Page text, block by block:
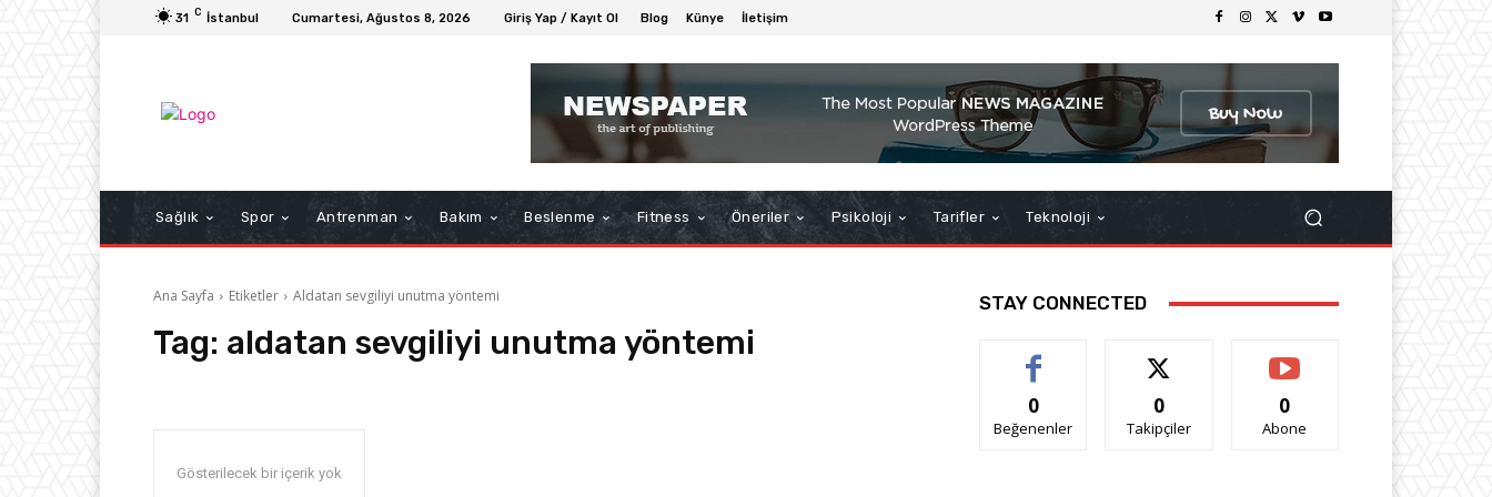
31 C İstanbul Cumartesi, Ağustos 8, 2026 Giriş Yap / Kayıt Ol Blog Künye İletişim
Sağlık Spor Antrenman Bakım Beslenme Fitness Öneriler Psikoloji Tarifler Teknoloji
Ana Sayfa Etiketler Aldatan sevgiliyi unutma yöntemi
Tag: aldatan sevgiliyi unutma yöntemi
Gösterilecek bir içerik yok
STAY CONNECTED
0
Beğenenler
0
Takipçiler
0
Abone